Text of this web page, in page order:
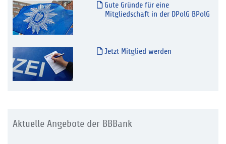
Gute Gründe für eine
Mitgliedschaft in der DPolG BPolG
Jetzt Mitglied werden
Aktuelle Angebote der BBBank